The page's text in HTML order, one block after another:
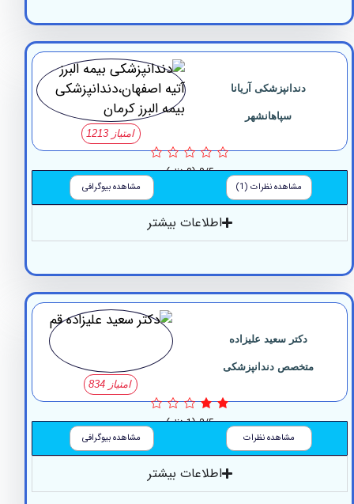
دندانپزشکی آریانا
سپاهانشهر
0/5 (0 نظر)
مشاهده نظرات (1) مشاهده بیوگرافی
اطلاعات بیشتر
دکتر سعید علیزاده
متخصص دندانپزشکی
2/5 (1 نظر)
مشاهده نظرات مشاهده بیوگرافی
اطلاعات بیشتر